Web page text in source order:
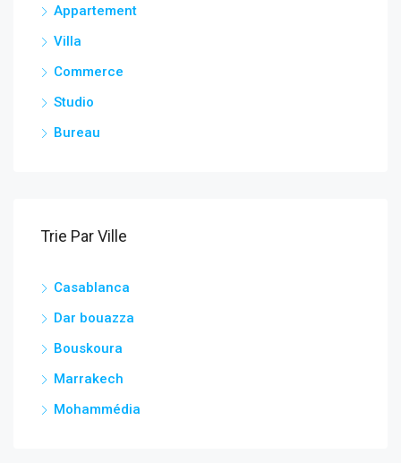
Appartement
Villa
Commerce
Studio
Bureau
Trie Par Ville
Casablanca
Dar bouazza
Bouskoura
Marrakech
Mohammédia